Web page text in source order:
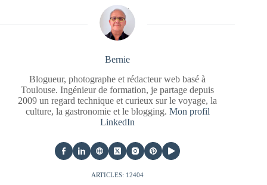
Bernie
Blogueur, photographe et rédacteur web basé à
Toulouse. Ingénieur de formation, je partage depuis
2009 un regard technique et curieux sur le voyage, la
culture, la gastronomie et le blogging. Mon profil
LinkedIn
ARTICLES: 12404